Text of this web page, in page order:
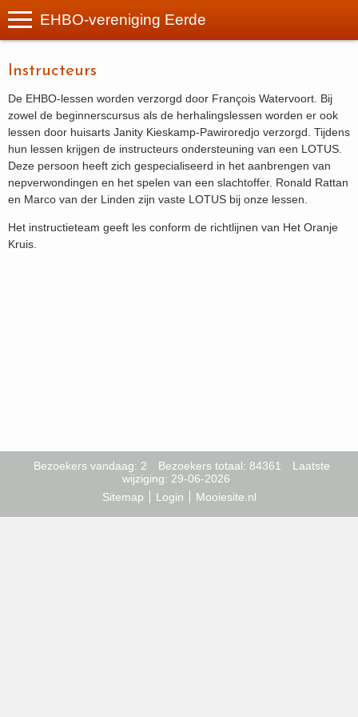
EHBO-vereniging Eerde
Instructeurs
De EHBO-lessen worden verzorgd door François Watervoort. Bij
zowel de beginnerscursus als de herhalingslessen worden er ook
lessen door huisarts Janity Kieskamp-Pawiroredjo verzorgd. Tijdens
hun lessen krijgen de instructeurs ondersteuning van een LOTUS.
Deze persoon heeft zich gespecialiseerd in het aanbrengen van
nepverwondingen en het spelen van een slachtoffer. Ronald Rattan
en Marco van der Linden zijn vaste LOTUS bij onze lessen.
Het instructieteam geeft les conform de richtlijnen van Het Oranje
Kruis.
Bezoekers vandaag: 2 Bezoekers totaal: 84361
Laatste
wijziging: 29-06-2026
Sitemap
Login Mooiesite.nl